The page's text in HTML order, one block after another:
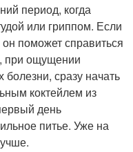
период, когда
или гриппом. Если
поможет справиться
при ощущении
сразу начать
коктейлем из
день
питье. Уже на